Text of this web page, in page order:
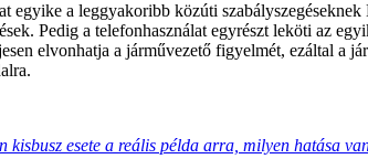
egyike a leggyakoribb közúti
Pedig a telefonhasználat egyrészt leköti az
elvonhatja a járművezető figyelmét, ezáltal a
esete a reális példa arra, milyen hatása